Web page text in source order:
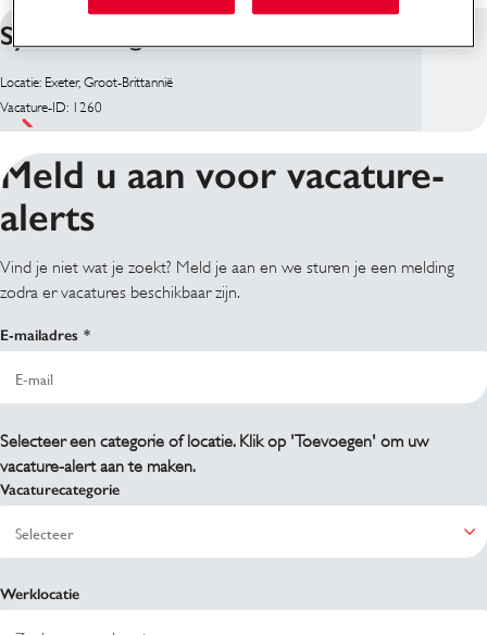
Systems Engineer
Locatie: Exeter, Groot-Brittannië
Vacature-ID: 1260
Meld u aan voor vacature-
alerts
Vind je niet wat je zoekt? Meld je aan en we sturen je een melding
zodra er vacatures beschikbaar zijn.
E-mailadres
Selecteer een categorie of locatie. Klik op 'Toevoegen' om uw
vacature-alert aan te maken.
Vacaturecategorie
Werklocatie